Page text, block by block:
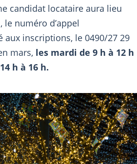
candidat locataire aura lieu
le numéro d’appel
aux inscriptions, le 0490/27 29
mars, les mardi de 9 h à 12 h
h à 16 h.